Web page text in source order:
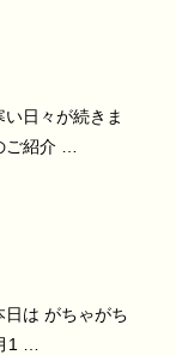
日々が続きま
紹介 …
日は がちゃがち
1 …